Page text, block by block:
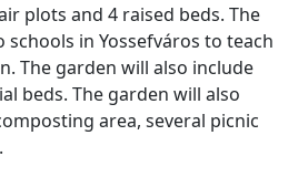
plots and 4 raised beds. The
in Yossefváros to teach
The garden will also include
beds. The garden will also
area, several picnic